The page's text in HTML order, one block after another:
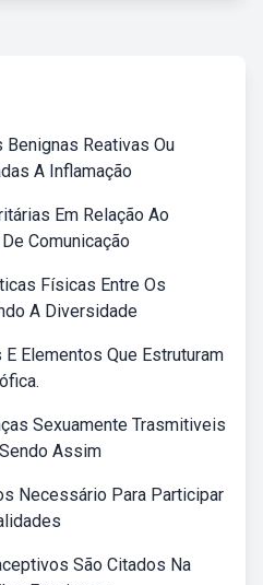
Reativas Ou
A Inflamação
Em Relação Ao
Comunicação
Físicas Entre Os
A Diversidade
Elementos Que Estruturam
Sexuamente Trasmitiveis
Assim
Necessário Para Participar
São Citados Na